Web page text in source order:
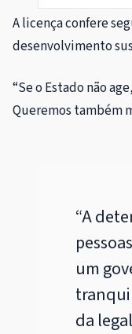
A licença confere
desenvolvimento
“Se o Estado não
Queremos também
“A
um
da